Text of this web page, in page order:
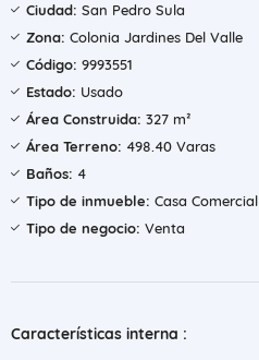
Ciudad: San Pedro Sula
Zona: Colonia Jardines Del Valle
Código: 9993551
Estado: Usado
Área Construida: 327 m²
Área Terreno: 498.40 Varas
Baños: 4
Tipo de inmueble: Casa Comercial
Tipo de negocio: Venta
Características interna :